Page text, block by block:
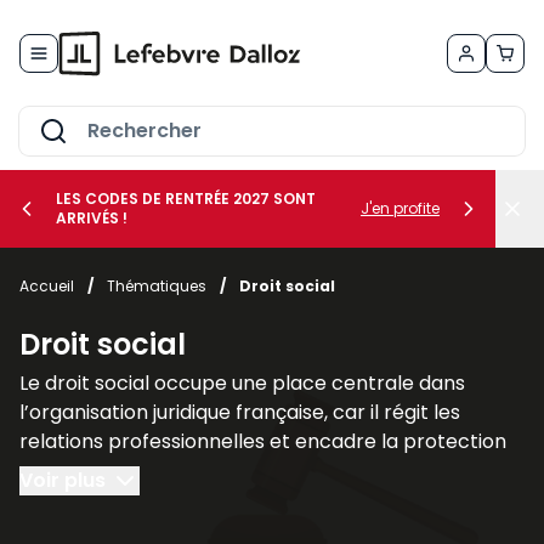
le sous-menu Vos métiers
le sous-menu Vos besoins
LES CODES DE RENTRÉE 2027 SONT
ARRIVÉS !
J'en profite
Accueil / Thématiques / Droit social
Droit social
Le droit social occupe une place centrale dans
l’organisation juridique française, car il régit les
relations professionnelles et encadre la protection
des individus dans le cadre du travail. Il regroupe
l’ensemble des règles destinées à assurer l’équilibre